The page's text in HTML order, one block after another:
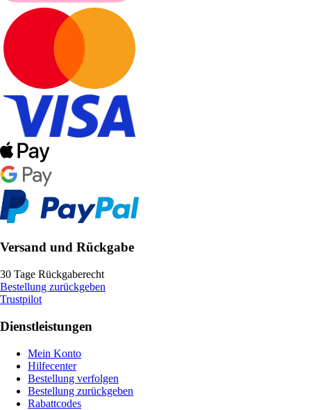
Versand und Rückgabe
30 Tage Rückgaberecht
Bestellung zurückgeben
Trustpilot
Dienstleistungen
Mein Konto
Hilfecenter
Bestellung verfolgen
Bestellung zurückgeben
Rabattcodes